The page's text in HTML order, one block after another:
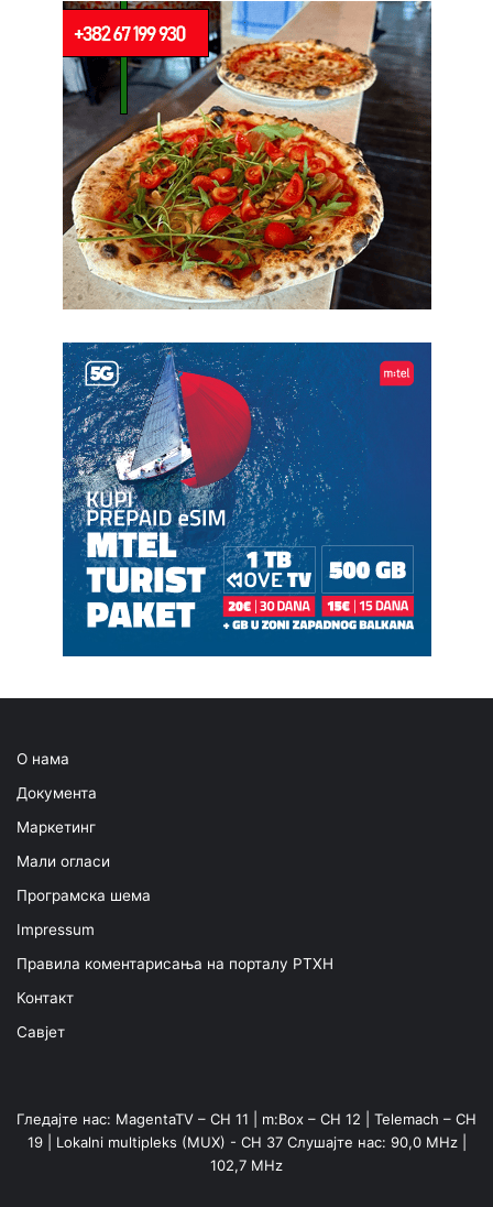
О нама
Документа
Маркетинг
Мали огласи
Програмска шема
Impressum
Правила коментарисања на порталу РТХН
Контакт
Савјет
Гледајте нас: MagentaTV – CH 11 | m:Box – CH 12 | Telemach – CH
19 | Lokalni multipleks (MUX) - CH 37 Слушајте нас: 90,0 MHz |
102,7 MHz